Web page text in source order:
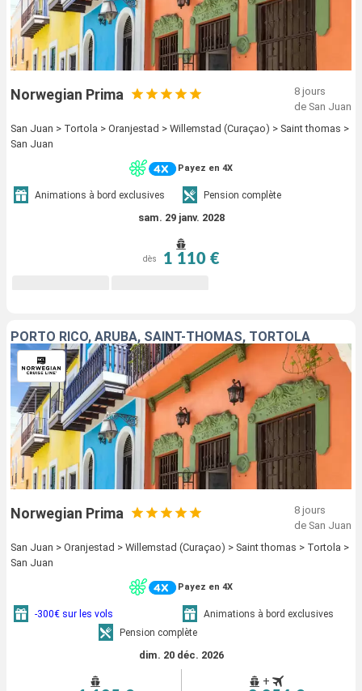
Norwegian Prima
8 jours
de San Juan
San Juan > Tortola > Oranjestad > Willemstad (Curaçao) > Saint thomas >
San Juan
Payez en 4X
Animations à bord exclusives Pension complète
sam. 29 janv. 2028
dès 1 110 €
PORTO RICO, ARUBA, SAINT-THOMAS, TORTOLA
Norwegian Prima
8 jours
de San Juan
San Juan > Oranjestad > Willemstad (Curaçao) > Saint thomas > Tortola >
San Juan
Payez en 4X
-300€ sur les vols
Animations à bord exclusives
Pension complète
dim. 20 déc. 2026
+